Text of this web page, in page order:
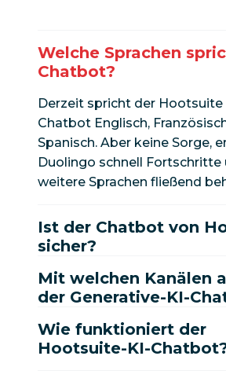
Welche Sprachen
Chatbot?
Derzeit spricht der Hootsuite
Chatbot Englisch,
Spanisch. Aber keine Sorge,
Duolingo schnell Fortschritte
weitere Sprachen fließend
Ist der Chatbot von
sicher?
Mit welchen Kanälen
der Generative-KI-
Wie funktioniert der
Hootsuite-KI-